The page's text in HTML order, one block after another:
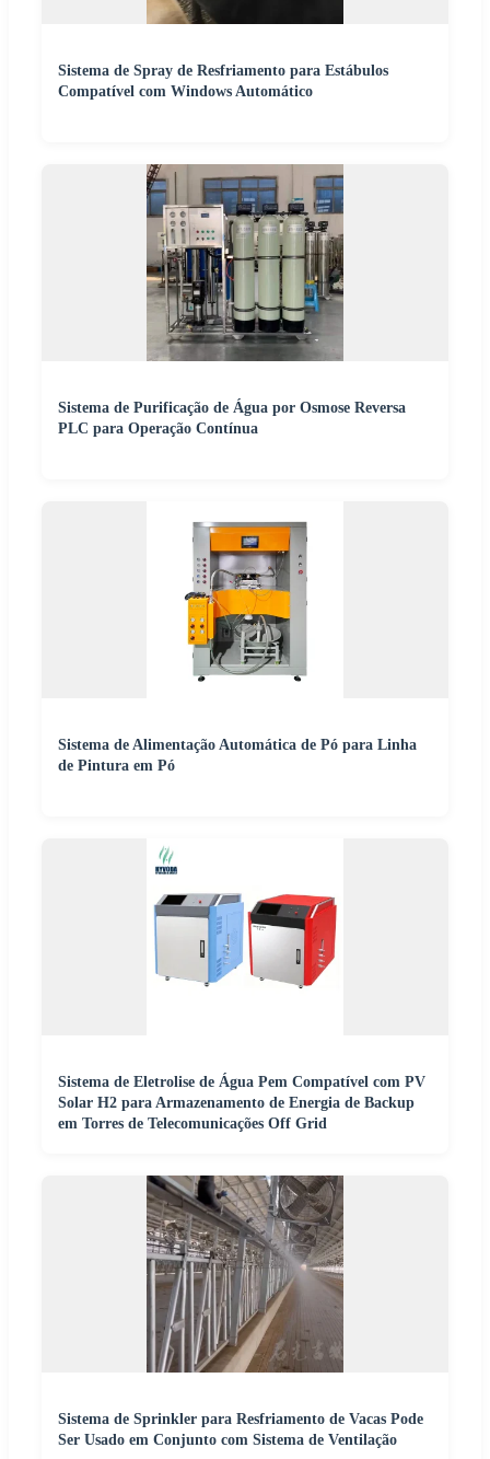
Sistema de Spray de Resfriamento para Estábulos
Compatível com Windows Automático
Sistema de Purificação de Água por Osmose Reversa
PLC para Operação Contínua
Sistema de Alimentação Automática de Pó para Linha
de Pintura em Pó
Sistema de Eletrolise de Água Pem Compatível com PV
Solar H2 para Armazenamento de Energia de Backup
em Torres de Telecomunicações Off Grid
Sistema de Sprinkler para Resfriamento de Vacas Pode
Ser Usado em Conjunto com Sistema de Ventilação